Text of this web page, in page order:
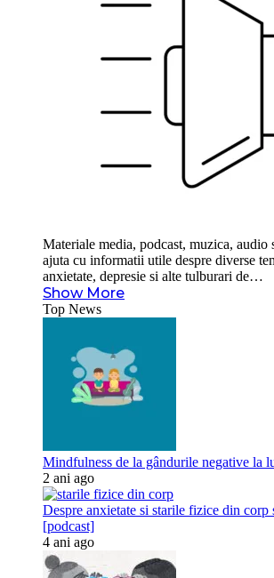
Materiale media, podcast, muzica, audio
ajuta cu informatii utile despre diverse
anxietate, depresie si alte tulburari de…
Show More
Top News
Mindfulness de la gândurile negative la
2 ani ago
Despre anxietate si starile fizice din corp
[podcast]
4 ani ago